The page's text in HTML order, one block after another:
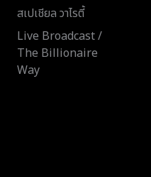
สเปเชียล วาไรตี้
Live Broadcast /
The Billionaire
Way